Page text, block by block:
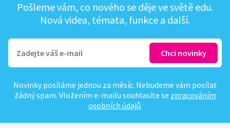
Pošleme vám, co nového se děje ve světě edu.
Nová videa, témata, funkce a další.
Novinky posíláme jednou za měsíc. Nebudeme vám posílat
žádný spam. Vložením e-mailu souhlasíte se zpracováním
osobních údajů.